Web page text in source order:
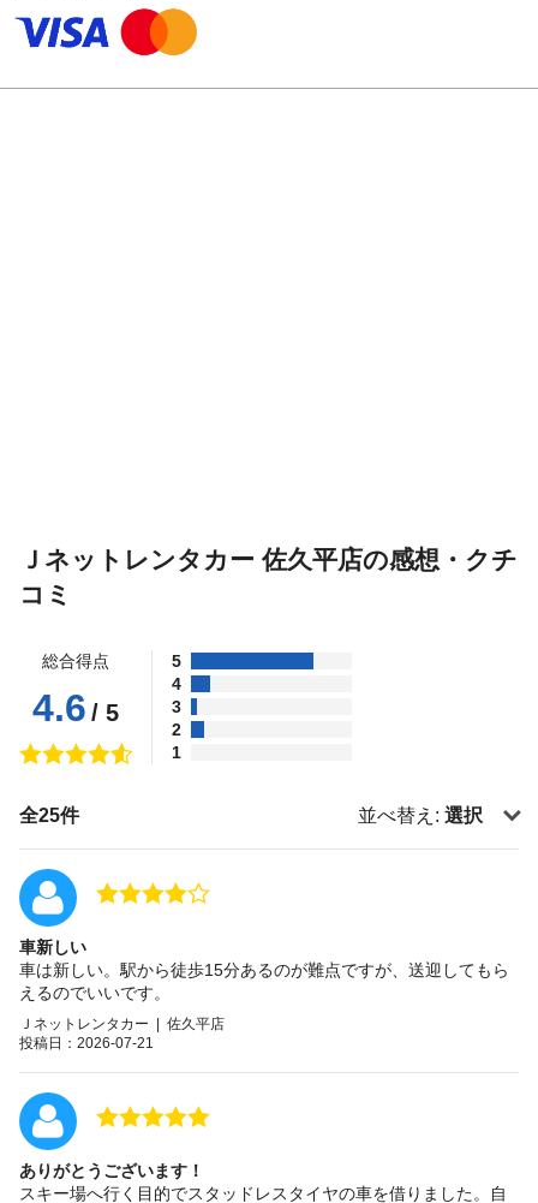
Ｊネットレンタカー 佐久平店の感想・クチ
コミ
総合得点
4.6 / 5
5
4
3
2
1
全25件 並べ替え: 選択
車新しい
車は新しい。駅から徒歩15分あるのが難点ですが、送迎してもら
えるのでいいです。
Ｊネットレンタカー | 佐久平店
投稿日：2026-07-21
ありがとうございます！
スキー場へ行く目的でスタッドレスタイヤの車を借りました。自